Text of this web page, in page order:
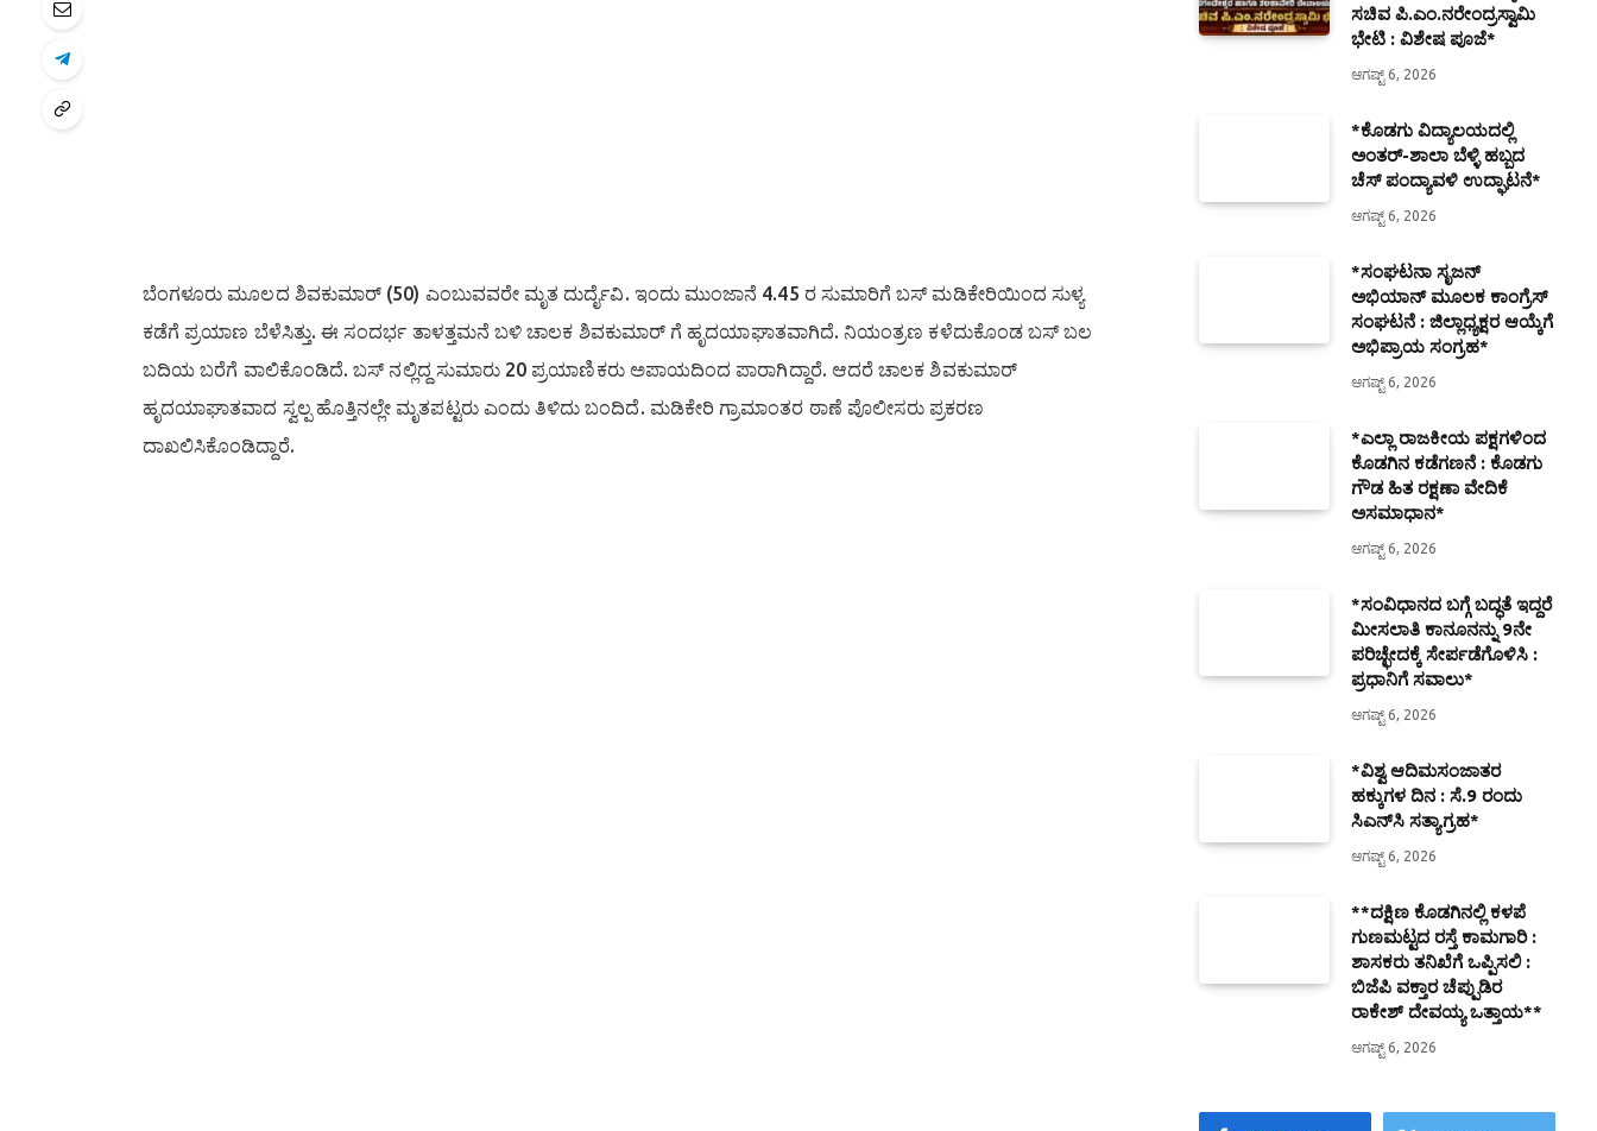
ಬೆಂಗಳೂರು ಮೂಲದ ಶಿವಕುಮಾರ್ (50) ಎಂಬುವವರೇ ಮೃತ ದುರ್ದೈವಿ. ಇಂದು ಮುಂಜಾನೆ 4.45 ರ ಸುಮಾರಿಗೆ ಬಸ್ ಮಡಿಕೇರಿಯಿಂದ ಸುಳ್ಯ
ಕಡೆಗೆ ಪ್ರಯಾಣ ಬೆಳೆಸಿತ್ತು. ಈ ಸಂದರ್ಭ ತಾಳತ್ತಮನೆ ಬಳಿ ಚಾಲಕ ಶಿವಕುಮಾರ್ ಗೆ ಹೃದಯಾಘಾತವಾಗಿದೆ. ನಿಯಂತ್ರಣ ಕಳೆದುಕೊಂಡ ಬಸ್ ಬಲ
ಬದಿಯ ಬರೆಗೆ ವಾಲಿಕೊಂಡಿದೆ. ಬಸ್ ನಲ್ಲಿದ್ದ ಸುಮಾರು 20 ಪ್ರಯಾಣಿಕರು ಅಪಾಯದಿಂದ ಪಾರಾಗಿದ್ದಾರೆ. ಆದರೆ ಚಾಲಕ ಶಿವಕುಮಾರ್
ಹೃದಯಾಘಾತವಾದ ಸ್ವಲ್ಪ ಹೊತ್ತಿನಲ್ಲೇ ಮೃತಪಟ್ಟರು ಎಂದು ತಿಳಿದು ಬಂದಿದೆ. ಮಡಿಕೇರಿ ಗ್ರಾಮಾಂತರ ಠಾಣೆ ಪೊಲೀಸರು ಪ್ರಕರಣ
ದಾಖಲಿಸಿಕೊಂಡಿದ್ದಾರೆ.
ಸಚಿವ ಪಿ.ಎಂ.ನರೇಂದ್ರಸ್ವಾಮಿ
ಭೇಟಿ : ವಿಶೇಷ ಪೂಜೆ*
ಆಗಷ್ಟ್ 6, 2026
*ಕೊಡಗು ವಿದ್ಯಾಲಯದಲ್ಲಿ
ಅಂತರ್-ಶಾಲಾ ಬೆಳ್ಳಿ ಹಬ್ಬದ
ಚೆಸ್ ಪಂದ್ಯಾವಳಿ ಉದ್ಘಾಟನೆ*
ಆಗಷ್ಟ್ 6, 2026
*ಸಂಘಟನಾ ಸೃಜನ್
ಅಭಿಯಾನ್ ಮೂಲಕ ಕಾಂಗ್ರೆಸ್
ಸಂಘಟನೆ : ಜಿಲ್ಲಾಧ್ಯಕ್ಷರ ಆಯ್ಕೆಗೆ
ಅಭಿಪ್ರಾಯ ಸಂಗ್ರಹ*
ಆಗಷ್ಟ್ 6, 2026
*ಎಲ್ಲಾ ರಾಜಕೀಯ ಪಕ್ಷಗಳಿಂದ
ಕೊಡಗಿನ ಕಡೆಗಣನೆ : ಕೊಡಗು
ಗೌಡ ಹಿತ ರಕ್ಷಣಾ ವೇದಿಕೆ
ಅಸಮಾಧಾನ*
ಆಗಷ್ಟ್ 6, 2026
*ಸಂವಿಧಾನದ ಬಗ್ಗೆ ಬದ್ಧತೆ ಇದ್ದರೆ
ಮೀಸಲಾತಿ ಕಾನೂನನ್ನು 9ನೇ
ಪರಿಚ್ಛೇದಕ್ಕೆ ಸೇರ್ಪಡೆಗೊಳಿಸಿ :
ಪ್ರಧಾನಿಗೆ ಸವಾಲು*
ಆಗಷ್ಟ್ 6, 2026
*ವಿಶ್ವ ಆದಿಮಸಂಜಾತರ
ಹಕ್ಕುಗಳ ದಿನ : ಸೆ.9 ರಂದು
ಸಿಎನ್‌ಸಿ ಸತ್ಯಾಗ್ರಹ*
ಆಗಷ್ಟ್ 6, 2026
**ದಕ್ಷಿಣ ಕೊಡಗಿನಲ್ಲಿ ಕಳಪೆ
ಗುಣಮಟ್ಟದ ರಸ್ತೆ ಕಾಮಗಾರಿ :
ಶಾಸಕರು ತನಿಖೆಗೆ ಒಪ್ಪಿಸಲಿ :
ಬಿಜೆಪಿ ವಕ್ತಾರ ಚೆಪ್ಪುಡಿರ
ರಾಕೇಶ್ ದೇವಯ್ಯ ಒತ್ತಾಯ**
ಆಗಷ್ಟ್ 6, 2026